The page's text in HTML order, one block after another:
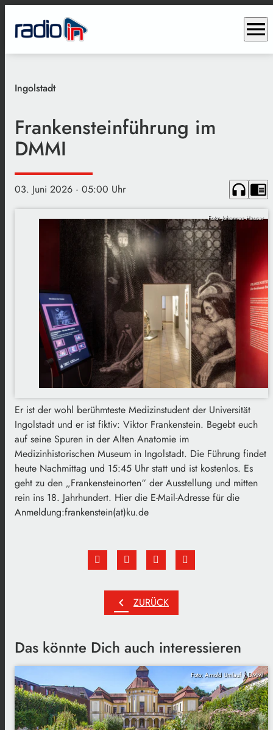
menu
Ingolstadt
Frankensteinführung im
DMMI
03. Juni 2026 · 05:00 Uhr headphones chrome_reader_mode
Foto: Johannes Hauser
Er ist der wohl berühmteste Medizinstudent der Universität
Ingolstadt und er ist fiktiv: Viktor Frankenstein. Begebt euch
auf seine Spuren in der Alten Anatomie im
Medizinhistorischen Museum in Ingolstadt. Die Führung findet
heute Nachmittag und 15:45 Uhr statt und ist kostenlos. Es
geht zu den „Frankensteinorten“ der Ausstellung und mitten
rein ins 18. Jahrhundert. Hier die E-Mail-Adresse für die
Anmeldung:frankenstein(at)ku.de
chevron_left ZURÜCK
Das könnte Dich auch interessieren
Foto: Arnold Umlauf / DMMI